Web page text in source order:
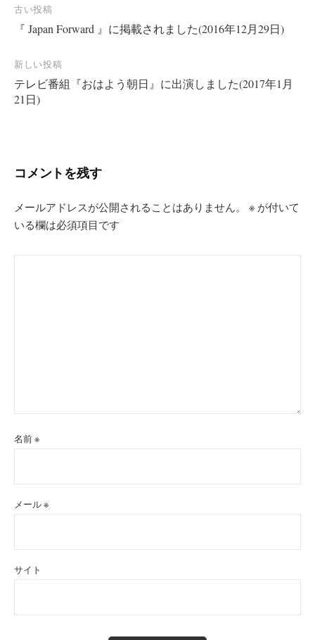
投
稿
ナ
ビ
ゲ
ン
古い投稿
『 Japan Forward 』に掲載されました(2016年12月29日)
新しい投稿
テレビ番組『おはよう朝日』に出演しました(2017年1月
21日)
コメントを残す
メールアドレスが公開されることはありません。 ※ が付いて
いる欄は必須項目です
名前※
メール※
サイト